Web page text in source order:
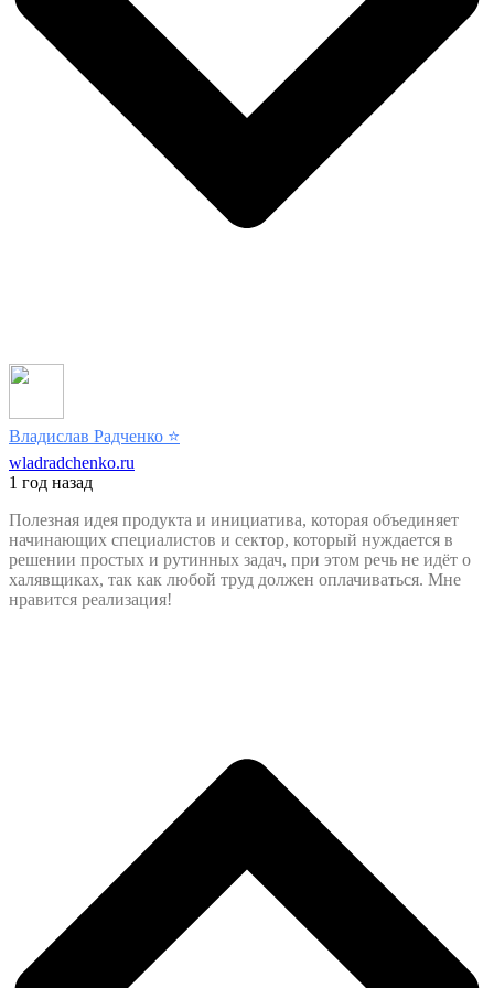
Владислав Радченко ⭐️
wladradchenko.ru
1 год назад
Полезная идея продукта и инициатива, которая объединяет
начинающих специалистов и сектор, который нуждается в
решении простых и рутинных задач, при этом речь не идёт о
халявщиках, так как любой труд должен оплачиваться. Мне
нравится реализация!